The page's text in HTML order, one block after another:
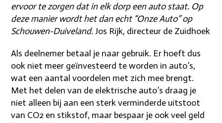
ervoor te zorgen dat in elk dorp een auto staat. Op
deze manier wordt het dan echt “Onze Auto” op
Schouwen-Duiveland.Jos Rijk, directeur de Zuidhoek
Als deelnemer betaal je naar gebruik. Er hoeft dus
ook niet meer geïnvesteerd te worden in auto’s,
wat een aantal voordelen met zich mee brengt.
Met het delen van de elektrische auto’s draag je
niet alleen bij aan een sterk verminderde uitstoot
van CO2 en stikstof, maar bespaar je ook veel geld